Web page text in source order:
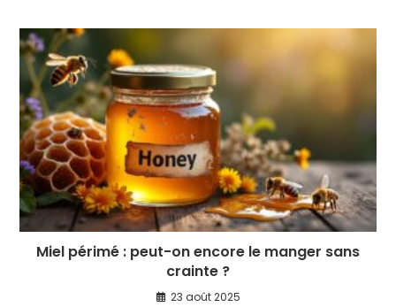
Miel périmé : peut-on encore le manger sans
crainte ?
23 août 2025